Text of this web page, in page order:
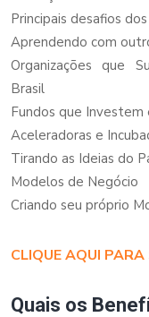
Principais desafios
Aprendendo com
Organizações que
Brasil
Fundos que Investem
Aceleradoras e
Tirando as Ideias do
Modelos de Negócio
Criando seu próprio
CLIQUE AQUI
Quais os